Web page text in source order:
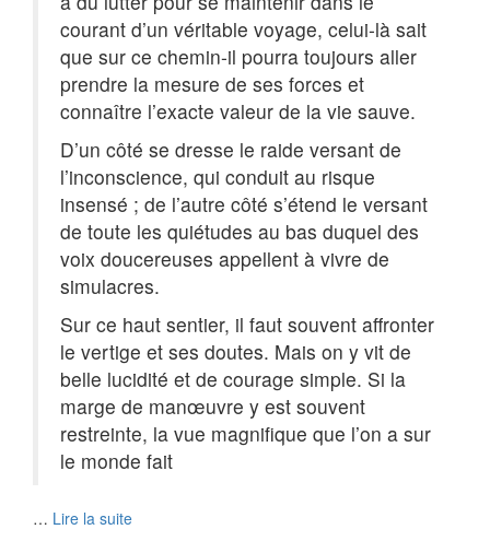
courant d’un véritable voyage, celui-là sait
que sur ce chemin-il pourra toujours aller
prendre la mesure de ses forces et
connaître l’exacte valeur de la vie sauve.
D’un côté se dresse le raide versant de
l’inconscience, qui conduit au risque
insensé ; de l’autre côté s’étend le versant
de toute les quiétudes au bas duquel des
voix doucereuses appellent à vivre de
simulacres.
Sur ce haut sentier, il faut souvent affronter
le vertige et ses doutes. Mais on y vit de
belle lucidité et de courage simple. Si la
marge de manœuvre y est souvent
restreinte, la vue magnifique que l’on a sur
le monde fait
… Lire la suite